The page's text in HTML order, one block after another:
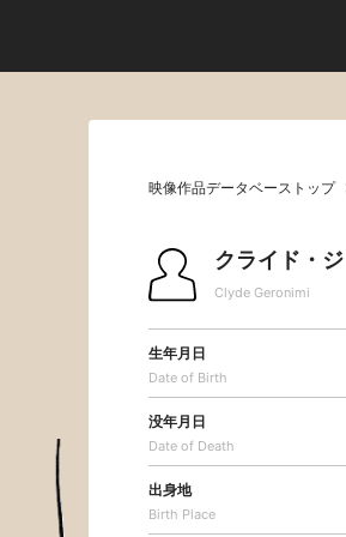
映像作品データベーストップ
クライド・
Clyde Geronimi
生年月日
Date of Birth
没年月日
Date of Death
出身地
Birth Place